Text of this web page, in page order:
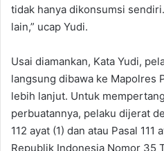
tidak hanya dikonsumsi
lain,” ucap Yudi.
Usai diamankan, Kata Yudi,
langsung dibawa ke Mapolres
lebih lanjut. Untuk
perbuatannya, pelaku dijerat
112 ayat (1) dan atau Pasal 111
Republik Indonesia Nomor 35